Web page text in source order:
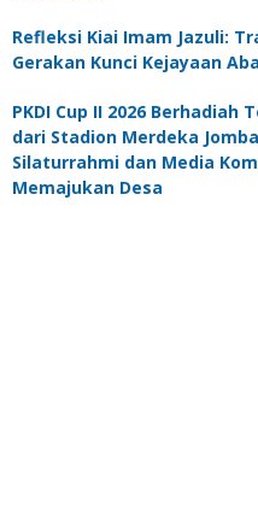
Refleksi Kiai Imam Jazuli:
Gerakan Kunci Kejayaan
PKDI Cup II 2026 Berhadiah
dari Stadion Merdeka
Silaturrahmi dan Media
Memajukan Desa